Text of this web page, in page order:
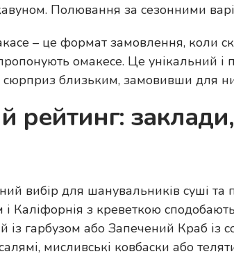
Полювання за сезонними
– це формат замовлення, коли
омакесе. Це унікальний
близьким, замовивши для
рейтинг:
вибір для шанувальників суші та
Каліфорнія з креветкою
із гарбузом або Запечений Краб із
мисливські ковбаски або